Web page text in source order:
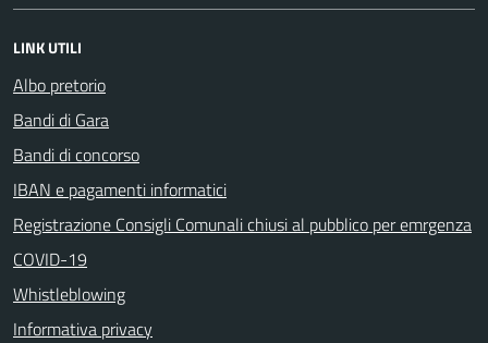
LINK UTILI
Albo pretorio
Bandi di Gara
Bandi di concorso
IBAN e pagamenti informatici
Registrazione Consigli Comunali chiusi al pubblico per emrgenza
COVID-19
Whistleblowing
Informativa privacy